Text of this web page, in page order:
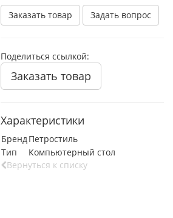
Заказать товар Задать вопрос
Поделиться ссылкой:
Заказать товар
Характеристики
БрендПетростиль
Тип
Компьютерный стол
Вернуться к списку